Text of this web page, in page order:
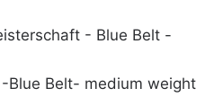
- Blue Belt -
Blue Belt- medium weight